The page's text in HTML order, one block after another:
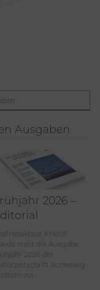
Ausgaben
2026 –
Kristof
stellt die Ausgabe
2026 der
Schleswig-
vor.